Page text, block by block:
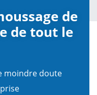
de
de tout le
moindre doute